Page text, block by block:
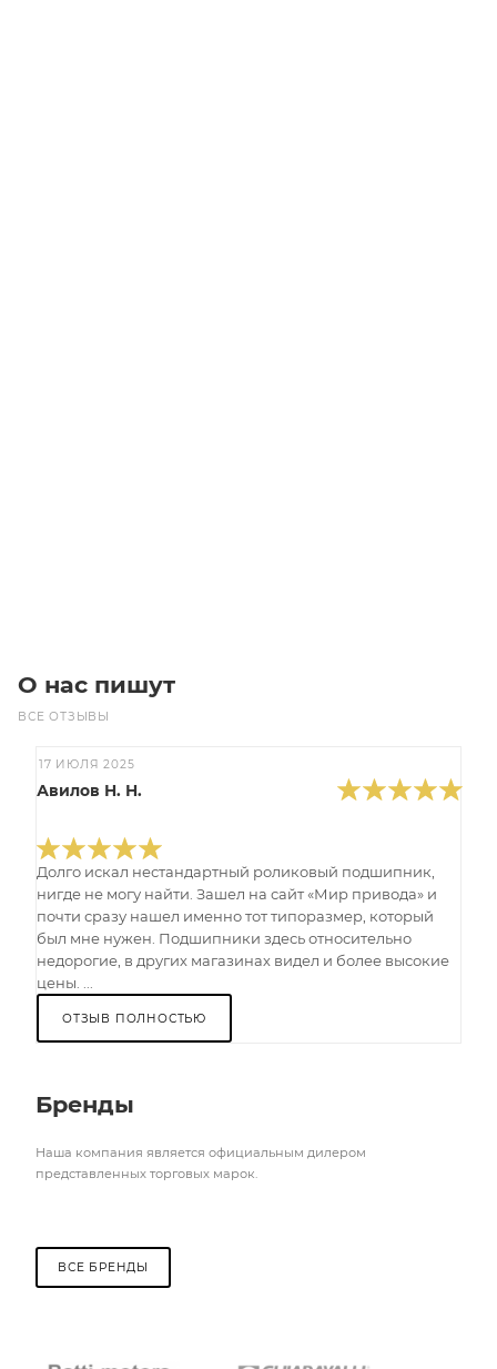
О нас пишут
ВСЕ ОТЗЫВЫ
17 ИЮЛЯ 2025
Авилов Н. Н.
Долго искал нестандартный роликовый подшипник,
нигде не могу найти. Зашел на сайт «Мир привода» и
почти сразу нашел именно тот типоразмер, который
был мне нужен. Подшипники здесь относительно
недорогие, в других магазинах видел и более высокие
цены. ...
ОТЗЫВ ПОЛНОСТЬЮ
Бренды
Наша компания является официальным дилером
представленных торговых марок.
ВСЕ БРЕНДЫ